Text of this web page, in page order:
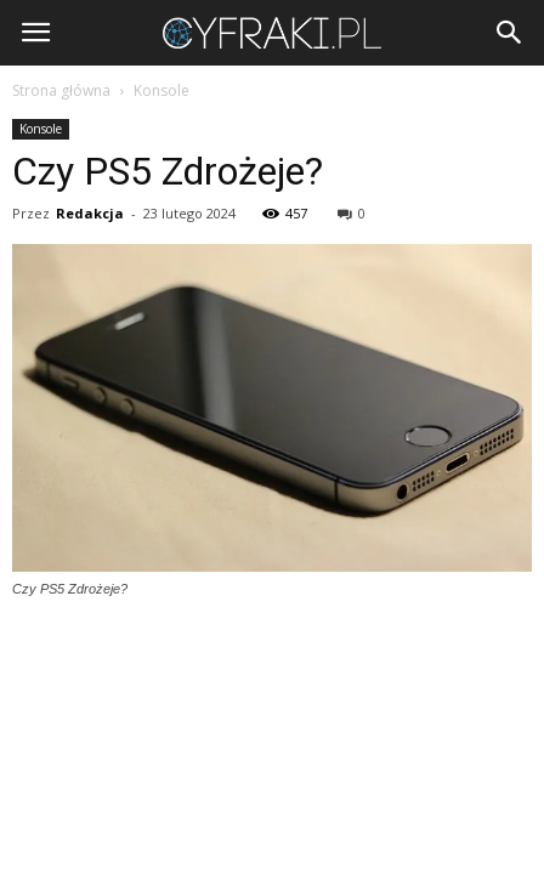
Cyfraki.pl
Strona główna Konsole
Konsole
Czy PS5 Zdrożeje?
Przez Redakcja - 23 lutego 2024 457 0
Czy PS5 Zdrożeje?